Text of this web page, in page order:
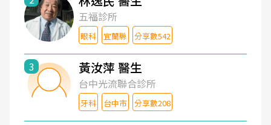
五福診所
眼科 宜蘭縣 分享數542
3 黃汝萍 醫生
台中光流聯合診所
牙科 台中市 分享數208